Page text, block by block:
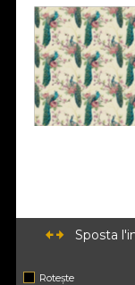
Sposta
Rotește